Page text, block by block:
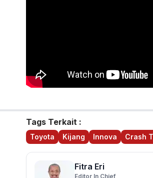
Tags Terkait :
Toyota Kijang Innova Crash
Fitra Eri
Editor In Chief